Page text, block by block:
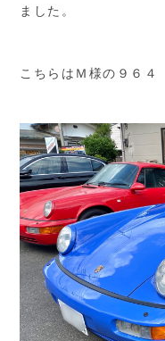
ました。
こちらはＭ様の９６４